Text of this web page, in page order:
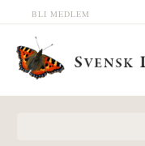
Hoppa till huvudinnehåll
BLI MEDLEM